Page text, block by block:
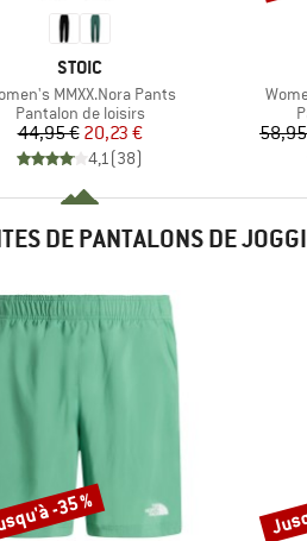
MARQUE
STOIC
MMXX.Nora Pants
Product group
Pantalon de loisirs
Prix
44,95 €Prix réduit
20,23 €
4,1(38)
Article
DE PANTALONS DE
-35 %